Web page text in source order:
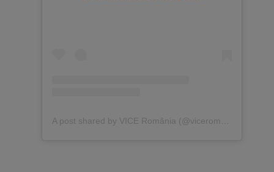
A post shared by VICE România (@viceromania)